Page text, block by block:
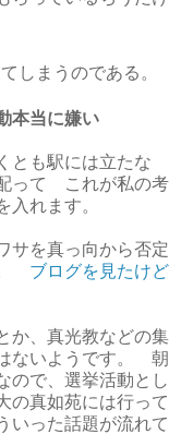
しまうのである。
本当に嫌い
とも駅には立たな
って これが私の考
れます。
サを真っ向から否定
ブログを見たけど
か、真光教などの集
ないようです。 朝
ので、選挙活動とし
の真如苑には行って
いった話題が流れて